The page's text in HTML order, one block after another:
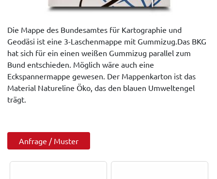
Die Mappe des Bundesamtes für Kartographie und
Geodäsi ist eine 3-Laschenmappe mit Gummizug.Das BKG
hat sich für ein einen weißen Gummizug parallel zum
Bund entschieden. Möglich wäre auch eine
Eckspannermappe gewesen. Der Mappenkarton ist das
Material Natureline Öko, das den blauen Umweltengel
trägt.
Anfrage / Muster